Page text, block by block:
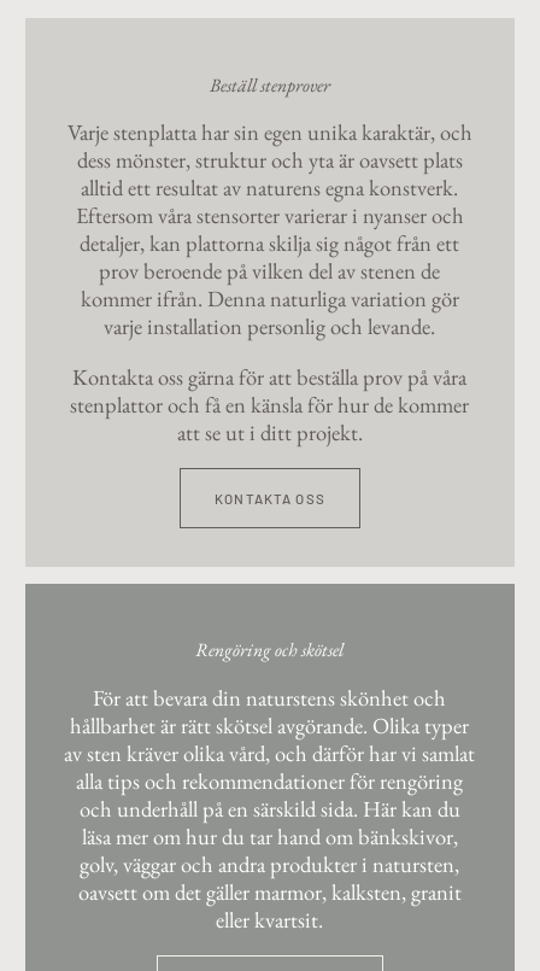
Beställ stenprover
Varje stenplatta har sin egen unika karaktär, och
dess mönster, struktur och yta är oavsett plats
alltid ett resultat av naturens egna konstverk.
Eftersom våra stensorter varierar i nyanser och
detaljer, kan plattorna skilja sig något från ett
prov beroende på vilken del av stenen de
kommer ifrån. Denna naturliga variation gör
varje installation personlig och levande.
Kontakta oss gärna för att beställa prov på våra
stenplattor och få en känsla för hur de kommer
att se ut i ditt projekt.
KONTAKTA OSS
Rengöring och skötsel
För att bevara din naturstens skönhet och
hållbarhet är rätt skötsel avgörande. Olika typer
av sten kräver olika vård, och därför har vi samlat
alla tips och rekommendationer för rengöring
och underhåll på en särskild sida. Här kan du
läsa mer om hur du tar hand om bänkskivor,
golv, väggar och andra produkter i natursten,
oavsett om det gäller marmor, kalksten, granit
eller kvartsit.